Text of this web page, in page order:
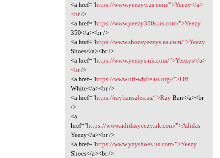
<a href="https://www.yeezyy.us.com/">Yeezy</a>
<br/>
<a href="https://www.yeezy350s.us.com/">Yeezy
350</a><br />
<a href="https://www.shoesyeezys.us.com/">Yeezy
Shoes</a><br />
<a href="https://www.yeezys.uk.com/">Yeezys</a>
<br/>
<a href="https://www.off-white.us.org//">Off
White</a><br />
<a href="https://raybansales.us/">RayBan</a><br
/>
<a
href="https://www.adidasyeezy.uk.com/">Adidas
Yeezy</a><br />
<a href="https://www.yzyshoes.us.com/">Yeezy
Shoes</a><br />